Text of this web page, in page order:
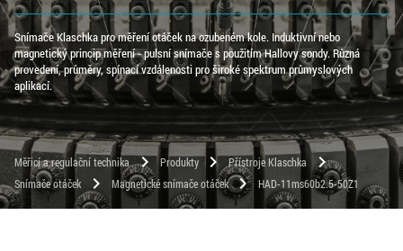
Snímače Klaschka pro měření otáček na ozubeném kole. Induktivní nebo
magnetický princip měření - pulsní snímače s použitím Hallovy sondy. Různá
provedení, průměry, spínací vzdálenosti pro široké spektrum průmyslových
aplikací.
Měřicí a regulační technika chevron_right Produkty chevron_right Přístroje Klaschka chevron_right
Snímače otáček chevron_right Magnetické snímače otáček chevron_right HAD-11ms60b2.5-50Z1